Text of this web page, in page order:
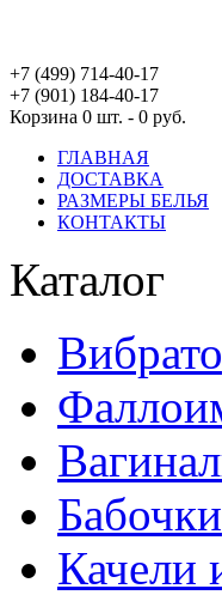
+7 (499) 714-40-17
+7 (901) 184-40-17
Корзина 0 шт. - 0 руб.
ГЛАВНАЯ
ДОСТАВКА
РАЗМЕРЫ БЕЛЬЯ
КОНТАКТЫ
Каталог
Бабочки
Качели